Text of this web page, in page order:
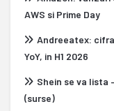
AWS si Prime Day
Andreeatex:
YoY, in H1 2026
Shein se va lista
(surse)